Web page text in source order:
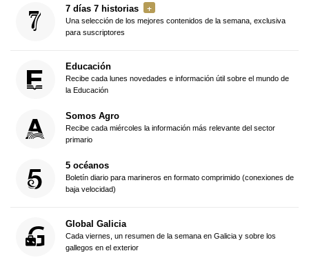
7 días 7 historias
Una selección de los mejores contenidos de la semana, exclusiva
para suscriptores
Educación
Recibe cada lunes novedades e información útil sobre el mundo de
la Educación
Somos Agro
Recibe cada miércoles la información más relevante del sector
primario
5 océanos
Boletín diario para marineros en formato comprimido (conexiones de
baja velocidad)
Global Galicia
Cada viernes, un resumen de la semana en Galicia y sobre los
gallegos en el exterior